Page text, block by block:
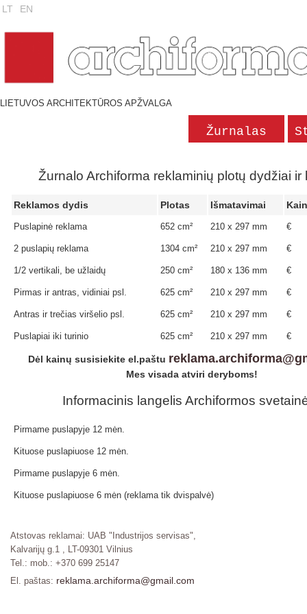
LT EN
LIETUVOS ARCHITEKTŪROS APŽVALGA
Žurnalas
Žurnalo Archiforma reklaminių plotų dydžiai ir
Reklamos dydis Plotas Išmatavimai
Puslapinė reklama 652 cm² 210 x 297 mm €
2 puslapių reklama 1304 cm² 210 x 297 mm €
1/2 vertikali, be užlaidų 250 cm² 180 x 136 mm €
Pirmas ir antras, vidiniai psl. 625 cm² 210 x 297 mm €
Antras ir trečias viršelio psl. 625 cm² 210 x 297 mm €
Puslapiai iki turinio 625 cm² 210 x 297 mm €
Dėl kainų susisiekite el.paštu
Mes visada atviri deryboms!
Informacinis langelis Archiformos
Pirmame puslapyje 12 mėn.
Kituose puslapiuose 12 mėn.
Pirmame puslapyje 6 mėn.
Kituose puslapiuose 6 mėn (reklama tik dvispalvė)
Atstovas reklamai: UAB "Industrijos servisas",
Kalvarijų g.1 , LT-09301 Vilnius
Tel.: mob.: +370 699 25147
El. paštas: reklama.archiforma@gmail.com